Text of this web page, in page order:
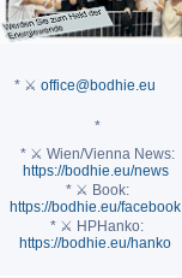
* ⚔ office@bodhie.eu
*
* ⚔ Wien/Vienna News:
https://bodhie.eu/news
* ⚔ Book:
https://bodhie.eu/facebook
* ⚔ HPHanko:
https://bodhie.eu/hanko